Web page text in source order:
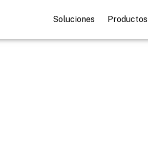
Soluciones Productos